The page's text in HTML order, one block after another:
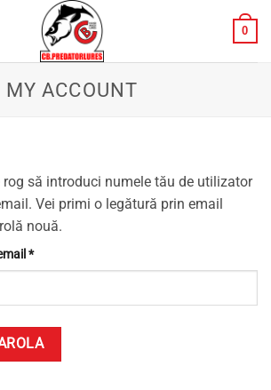
0
MY ACCOUNT
să introduci numele tău de utilizator
Vei primi o legătură prin email
nouă.
*Obligatoriu